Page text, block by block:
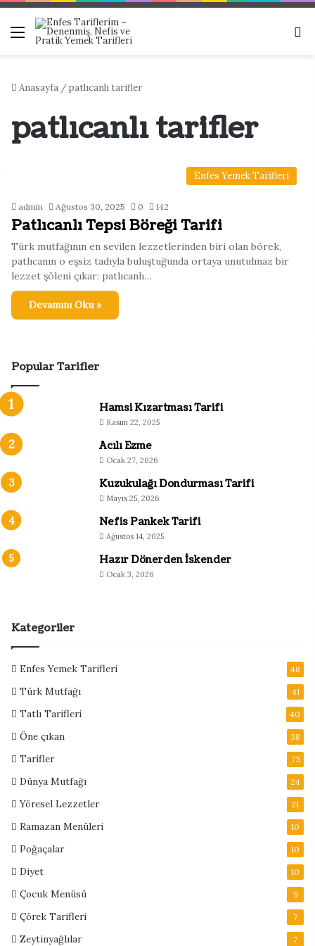
Menü
Anasayfa /patlıcanlı tarifler
patlıcanlı tarifler
Enfes Yemek Tarifleri
admin Ağustos 30, 2025 0 142
Patlıcanlı Tepsi Böreği Tarifi
Türk mutfağının en sevilen lezzetlerinden biri olan börek,
patlıcanın o eşsiz tadıyla buluştuğunda ortaya unutulmaz bir
lezzet şöleni çıkar: patlıcanlı…
Devamını Oku »
Popular Tarifler
Hamsi Kızartması Tarifi
Kasım 22, 2025
Acılı Ezme
Ocak 27, 2026
Kuzukulağı Dondurması Tarifi
Mayıs 25, 2026
Nefis Pankek Tarifi
Ağustos 14, 2025
Hazır Dönerden İskender
Ocak 3, 2026
Kategoriler
Enfes Yemek Tarifleri 48
Türk Mutfağı 41
Tatlı Tarifleri 40
Öne çıkan 38
Tarifler 73
Dünya Mutfağı 24
Yöresel Lezzetler 21
Ramazan Menüleri 10
Poğaçalar 10
Diyet 10
Çocuk Menüsü 9
Çörek Tarifleri 7
Zeytinyağlılar 7